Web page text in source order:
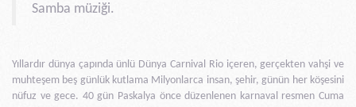
Samba müziği.
Yıllardır dünya çapında ünlü Dünya Carnival Rio içeren, gerçekten vahşi ve
muhteşem beş günlük kutlama Milyonlarca insan, şehir, günün her köşesini
nüfuz ve gece. 40 gün Paskalya önce düzenlenen karnaval resmen Cuma